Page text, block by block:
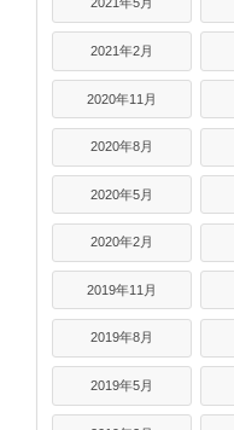
2021年5月
2021年2月
2020年11月
2020年8月
2020年5月
2020年2月
2019年11月
2019年8月
2019年5月